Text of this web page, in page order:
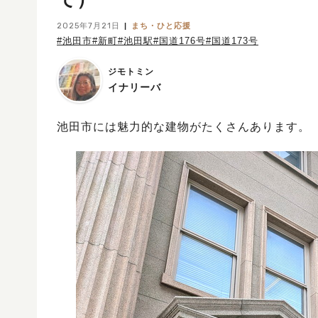
2025年7月21日 まち・ひと応援
#池田市#新町#池田駅#国道176号#国道173号
ジモトミン
イナリーバ
池田市には魅力的な建物がたくさんあります。